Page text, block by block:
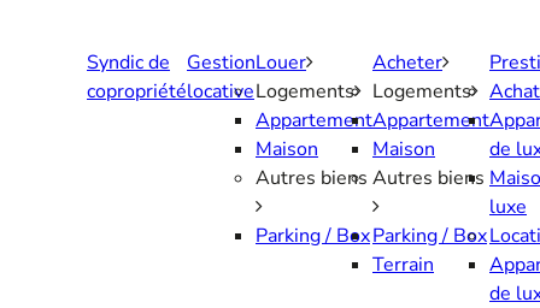
Syndic de
copropriété
Gestion
locative
Louer
Logements
Appartement
Maison
Autres biens
Parking / Box
Acheter
Logements
Appartement
Maison
Autres biens
Parking / Box
Terrain
Achat
de
luxe
de